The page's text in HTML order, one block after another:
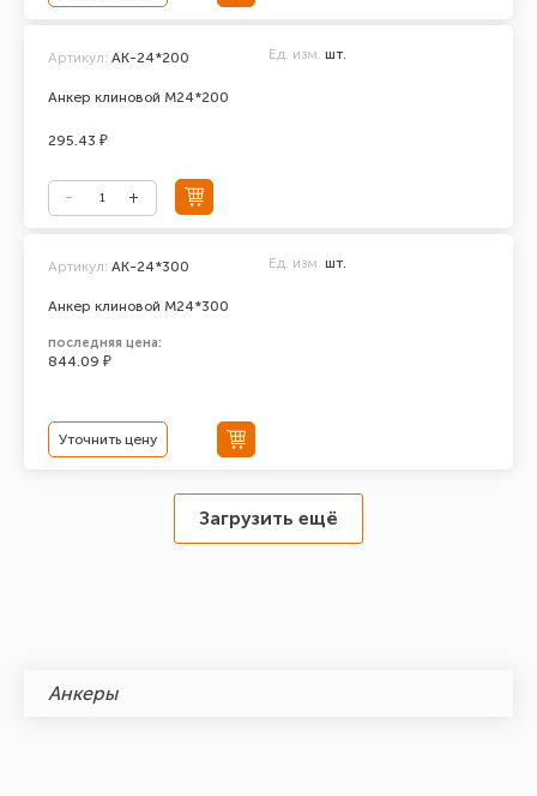
Анкер клиновой М24*200
Артикул: АК-24*200 Ед. изм. шт.
295.43 ₽
Анкер клиновой М24*300
Артикул: АК-24*300 Ед. изм. шт.
последняя цена:
844.09 ₽
Уточнить цену
Загрузить ещё
Анкеры